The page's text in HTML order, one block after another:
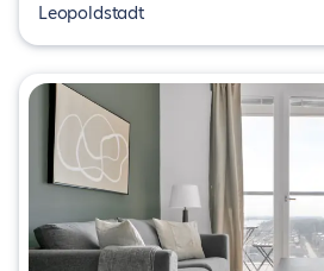
Leopoldstadt